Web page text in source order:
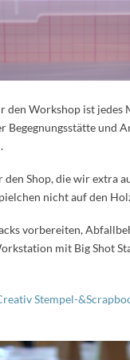
den Workshop ist
Begegnungsstätte und
den Shop, die wir extra
nicht auf den
vorbereiten,
mit Big Shot
Stempel-